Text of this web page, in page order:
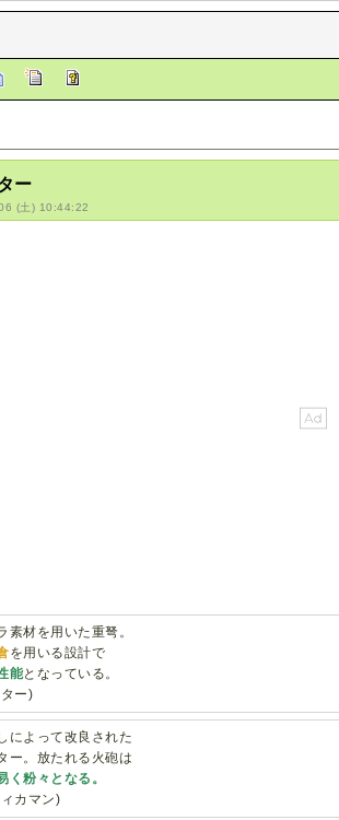
ー
(土) 10:44:22
素材を用いた重弩。
を用いる設計で
能となっている。
ー)
によって改良された
ー。放たれる火砲は
く粉々となる。
カマン)